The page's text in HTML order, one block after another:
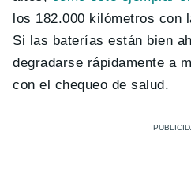
los 182.000 kilómetros con
Si las baterías están bien
degradarse rápidamente a
con el chequeo de salud.